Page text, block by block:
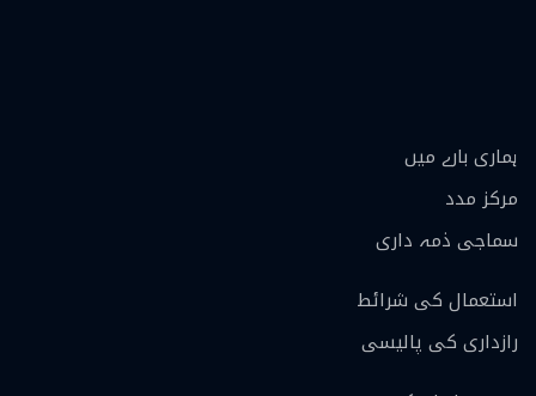
ہماری بارے ميں
مرکز مدد
سماجی ذمہ داری
استعمال کی شرائط
رازداری کی پالیسی